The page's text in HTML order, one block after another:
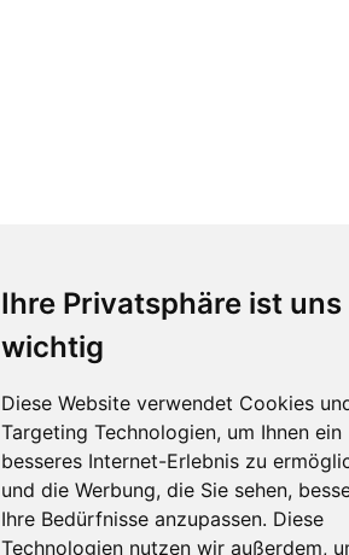
Ihre Privatsphäre ist uns
wichtig
Diese Website verwendet Cookies
Targeting Technologien, um Ihnen ein
besseres Internet-Erlebnis zu
und die Werbung, die Sie sehen,
Ihre Bedürfnisse anzupassen. Diese
Technologien nutzen wir außerdem,